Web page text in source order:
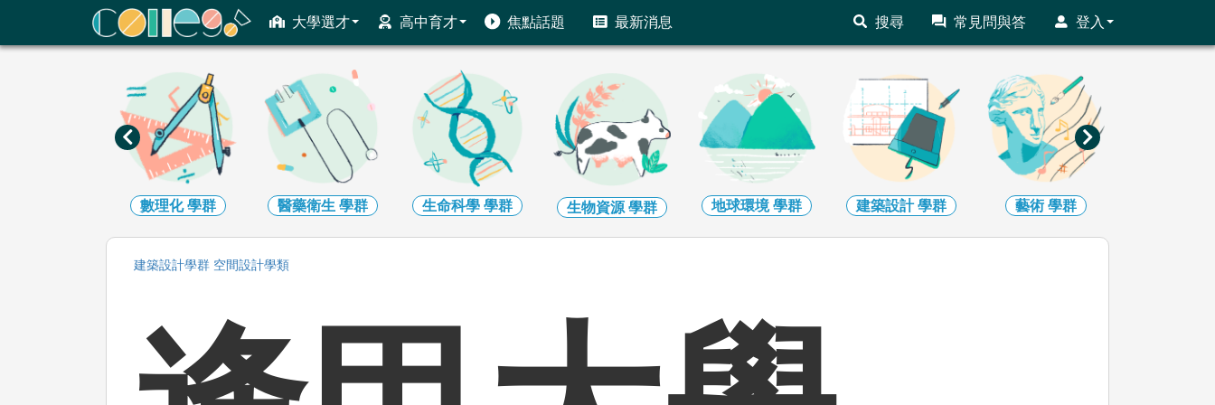
大學選才 高中育才 焦點話題 最新消息 搜尋 常見問與答 登入
ColleGo! 大學選才與高中育才輔助系統
數理化學群 醫藥衛生 學群 生命科學 學群 生物資源學群 地球環境學群 建築設計學群 藝術 學群
建築設計學群 空間設計學類